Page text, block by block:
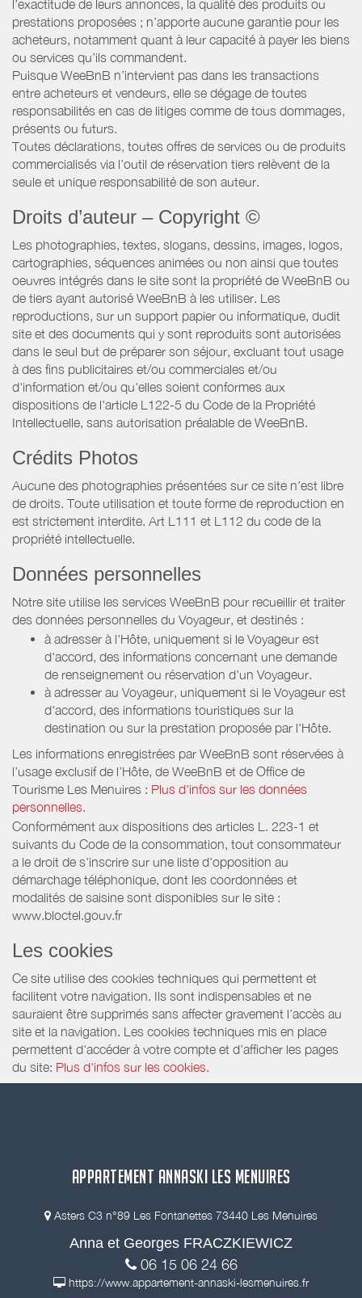
l’exactitude de leurs annonces, la qualité des produits ou
prestations proposées ; n’apporte aucune garantie pour les
acheteurs, notamment quant à leur capacité à payer les biens
ou services qu’ils commandent.
Puisque WeeBnB n’intervient pas dans les transactions
entre acheteurs et vendeurs, elle se dégage de toutes
responsabilités en cas de litiges comme de tous dommages,
présents ou futurs.
Toutes déclarations, toutes offres de services ou de produits
commercialisés via l’outil de réservation tiers relèvent de la
seule et unique responsabilité de son auteur.
Droits d’auteur – Copyright ©
Les photographies, textes, slogans, dessins, images, logos,
cartographies, séquences animées ou non ainsi que toutes
oeuvres intégrés dans le site sont la propriété de WeeBnB ou
de tiers ayant autorisé WeeBnB à les utiliser. Les
reproductions, sur un support papier ou informatique, dudit
site et des documents qui y sont reproduits sont autorisées
dans le seul but de préparer son séjour, excluant tout usage
à des fins publicitaires et/ou commerciales et/ou
d'information et/ou qu'elles soient conformes aux
dispositions de l'article L122-5 du Code de la Propriété
Intellectuelle, sans autorisation préalable de WeeBnB.
Crédits Photos
Aucune des photographies présentées sur ce site n’est libre
de droits. Toute utilisation et toute forme de reproduction en
est strictement interdite. Art L111 et L112 du code de la
propriété intellectuelle.
Données personnelles
Notre site utilise les services WeeBnB pour recueillir et traiter
des données personnelles du Voyageur, et destinés :
à adresser à l'Hôte, uniquement si le Voyageur est
d'accord, des informations concernant une demande
de renseignement ou réservation d'un Voyageur.
à adresser au Voyageur, uniquement si le Voyageur est
d'accord, des informations touristiques sur la
destination ou sur la prestation proposée par l'Hôte.
Les informations enregistrées par WeeBnB sont réservées à
l’usage exclusif de l’Hôte, de WeeBnB et de Office de
Tourisme Les Menuires : Plus d'infos sur les données
personnelles.
Conformément aux dispositions des articles L. 223-1 et
suivants du Code de la consommation, tout consommateur
a le droit de s'inscrire sur une liste d'opposition au
démarchage téléphonique, dont les coordonnées et
modalités de saisine sont disponibles sur le site :
www.bloctel.gouv.fr
Les cookies
Ce site utilise des cookies techniques qui permettent et
facilitent votre navigation. Ils sont indispensables et ne
sauraient être supprimés sans affecter gravement l’accès au
site et la navigation. Les cookies techniques mis en place
permettent d'accéder à votre compte et d’afficher les pages
du site: Plus d'infos sur les cookies.
APPARTEMENT ANNASKI LES MENUIRES
Asters C3 n°89 Les Fontanettes 73440 Les Menuires
Anna et Georges FRACZKIEWICZ
06 15 06 24 66
https://www.appartement-annaski-lesmenuires.fr